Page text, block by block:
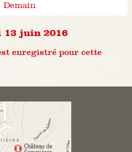
Demain
13 juin 2016
enregistré pour cette